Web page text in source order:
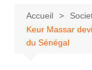
Accueil
Keur Massar
du Sénégal